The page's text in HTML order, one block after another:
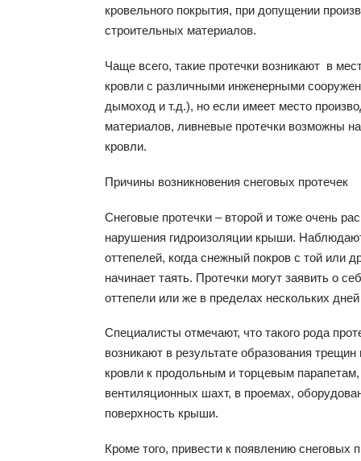
кровельного покрытия, при допущении
строительных материалов.
Чаще всего, такие протечки возникают в
кровли с различными инженерными
дымоход и т.д.), но если имеет место
материалов, ливневые протечки возможны
кровли.
Причины возникновения снеговых протечек
Снеговые протечки – второй и тоже очень
нарушения гидроизоляции крыши.
оттепелей, когда снежный покров с той или
начинает таять. Протечки могут заявить о
оттепели или же в пределах нескольких
Специалисты отмечают, что такого рода
возникают в результате образования
кровли к продольным и торцевым
вентиляционных шахт, в проемах,
поверхность крыши.
Кроме того, привести к появлению снеговых